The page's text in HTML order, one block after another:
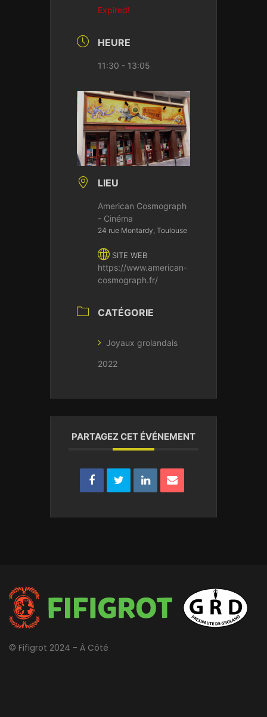
Expired!
HEURE
11:30 - 13:05
LIEU
American Cosmograph
- Cinéma
24 rue Montardy, Toulouse
SITE WEB
https://www.american-
cosmograph.fr/
CATÉGORIE
Joyaux grolandais
2022
PARTAGEZ CET ÉVÉNEMENT
© Fifigrot 2024 - À Côté